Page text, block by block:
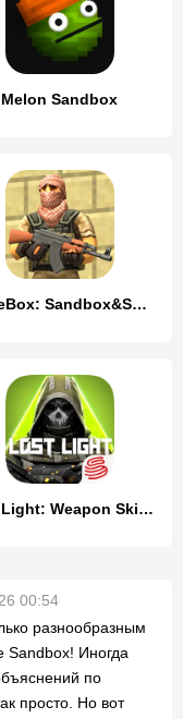
Melon Sandbox
StrikeBox: Sandbox&Shooter
Lost Light: Weapon Skin Treat
00:54
разнообразным
Sandbox! Иногда
по
просто. Но вот